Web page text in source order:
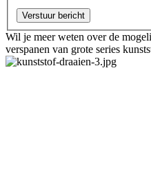
Wil je meer weten over de
verspanen van grote series